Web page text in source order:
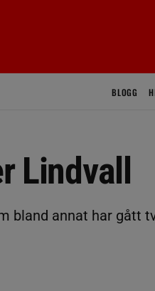
BLOGG
bland annat har gått